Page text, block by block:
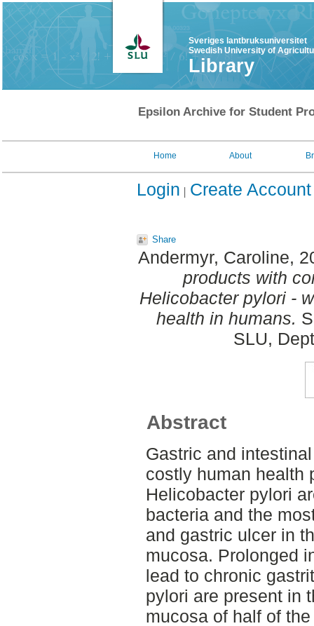
Sveriges lantbruksuniversitet
Swedish University of
Library
Epsilon Archive for Student
Home About
Login Create Account
Share
Andermyr, Caroline,
products with
Helicobacter pylori -
health in humans.
SLU,
Abstract
Gastric and
costly human health
Helicobacter pylori
bacteria and the
and gastric ulcer in
mucosa. Prolonged
lead to chronic
pylori are present in
mucosa of half of